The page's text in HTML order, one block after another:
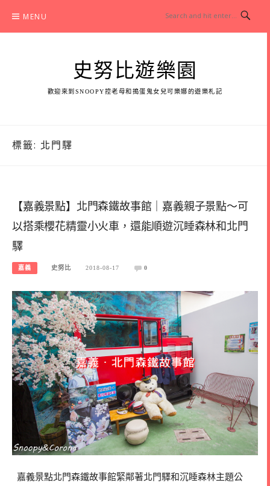
content
MENU
史努比遊樂園
歡迎來到SNOOPY控老母和搗蛋鬼女兒可樂娜的遊樂札記
標籤: 北門驛
【嘉義景點】北門森鐵故事館｜嘉義親子景點～可
以搭乘櫻花精靈小火車，還能順遊沉睡森林和北門
驛
嘉義 史努比 2018-08-17 0
嘉義景點北門森鐵故事館緊鄰著北門驛和沉睡森林主題公